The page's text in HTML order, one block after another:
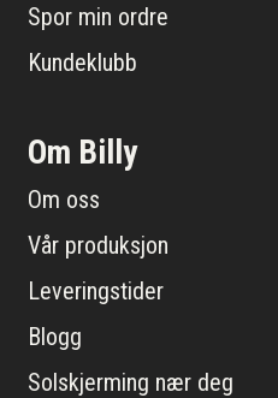
Spor min ordre
Kundeklubb
Om Billy
Om oss
Vår produksjon
Leveringstider
Blogg
Solskjerming nær deg